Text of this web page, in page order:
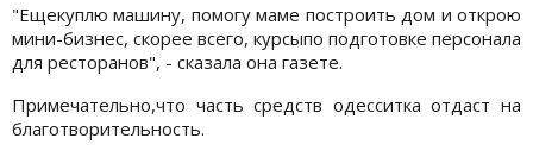
"Ещекуплю машину, помогу маме построить дом и открою
мини-бизнес, скорее всего, курсыпо подготовке персонала
для ресторанов", - сказала она газете.
Примечательно,что часть средств одесситка отдаст на
благотворительность.